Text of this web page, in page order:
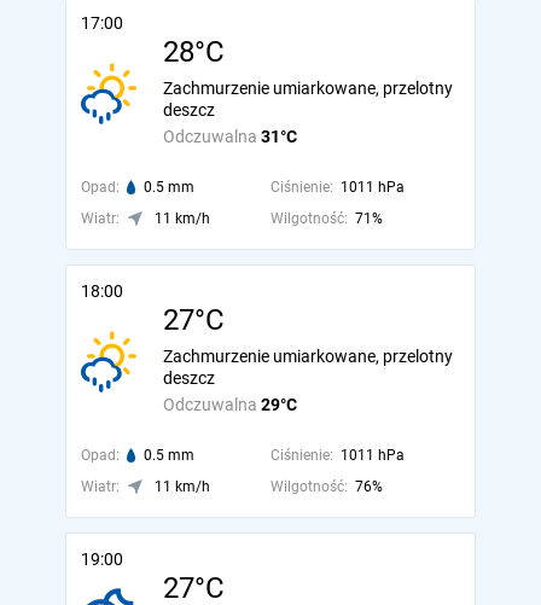
17:00
28°C
Odczuwalna 31°C
Zachmurzenie umiarkowane, przelotny
deszcz
Opad: 0.5 mm Ciśnienie: 1011 hPa
Wiatr:
11 km/h Wilgotność: 71%
18:00
27°C
Odczuwalna 29°C
Zachmurzenie umiarkowane, przelotny
deszcz
Opad: 0.5 mm Ciśnienie: 1011 hPa
Wiatr:
11 km/h Wilgotność: 76%
19:00
27°C